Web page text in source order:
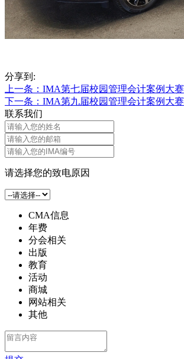
分享到:
上一条 ：IMA第七届校园管理会计案例大赛
下一条 ：IMA第九届校园管理会计案例大赛
联系我们
请选择您的致电原因
CMA信息
年费
分会相关
出版
教育
活动
商城
网站相关
其他